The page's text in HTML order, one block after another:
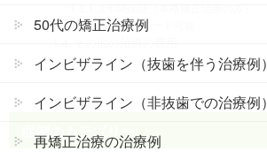
アップグレード可能
症例のカテゴリー
50代の矯正治療例
インビザライン（抜歯を伴う治療例）
インビザライン（非抜歯での治療例）
再矯正治療の治療例